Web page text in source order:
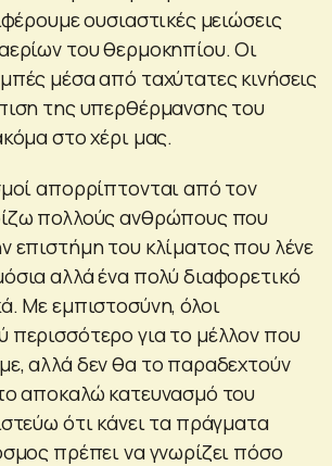
ουσιαστικές μειώσεις
του θερμοκηπίου. Οι
μέσα από ταχύτατες κινήσεις
της υπερθέρμανσης του
στο χέρι μας.
απορρίπτονται από τον
πολλούς ανθρώπους που
επιστήμη του κλίματος που λένε
αλλά ένα πολύ διαφορετικό
Με εμπιστοσύνη, όλοι
περισσότερο για το μέλλον που
αλλά δεν θα το παραδεχτούν
αποκαλώ κατευνασμό του
ότι κάνει τα πράγματα
πρέπει να γνωρίζει πόσο